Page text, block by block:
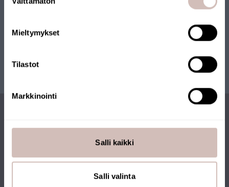
valinta
Mieltymykset
Tilastot
Markkinointi
Salli kaikki
Salli valinta
ABONNEER U OP DE
NIEUWSBRIEF